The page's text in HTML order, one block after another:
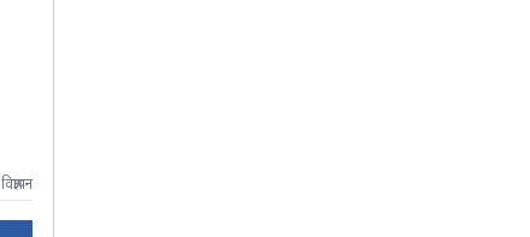
विज्ञापन